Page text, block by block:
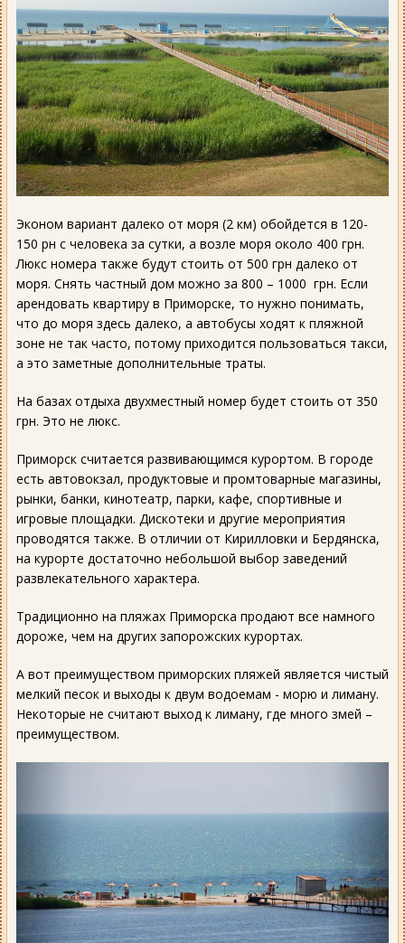
Эконом вариант далеко от моря (2 км) обойдется в 120-
150 рн с человека за сутки, а возле моря около 400 грн.
Люкс номера также будут стоить от 500 грн далеко от
моря. Снять частный дом можно за 800 – 1000 грн. Если
арендовать квартиру в Приморске, то нужно понимать,
что до моря здесь далеко, а автобусы ходят к пляжной
зоне не так часто, потому приходится пользоваться такси,
а это заметные дополнительные траты.
На базах отдыха двухместный номер будет стоить от 350
грн. Это не люкс.
Приморск считается развивающимся курортом. В городе
есть автовокзал, продуктовые и промтоварные магазины,
рынки, банки, кинотеатр, парки, кафе, спортивные и
игровые площадки. Дискотеки и другие мероприятия
проводятся также. В отличии от Кирилловки и Бердянска,
на курорте достаточно небольшой выбор заведений
развлекательного характера.
Традиционно на пляжах Приморска продают все намного
дороже, чем на других запорожских курортах.
А вот преимуществом приморских пляжей является чистый
мелкий песок и выходы к двум водоемам - морю и лиману.
Некоторые не считают выход к лиману, где много змей –
преимуществом.